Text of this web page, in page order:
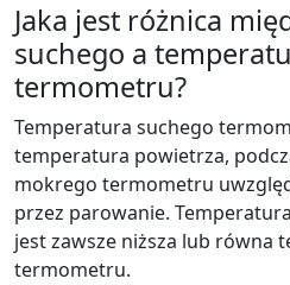
Jaka jest różnica
suchego a
termometru?
Temperatura suchego
temperatura powietrza,
mokrego termometru
przez parowanie.
jest zawsze niższa lub równa
termometru.